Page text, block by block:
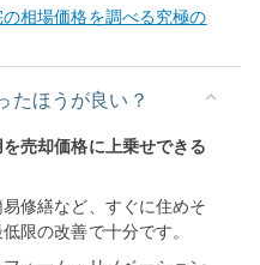
相場価格を調べる究極の
たほうが良い？
売却価格に上乗せできる
修繕など、すぐに住めそ
限の改善で十分です。